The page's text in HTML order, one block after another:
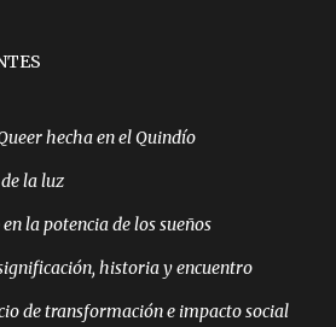
hecha en el Quindío
la luz
la potencia de los sueños
historia y encuentro
de transformación e impacto social